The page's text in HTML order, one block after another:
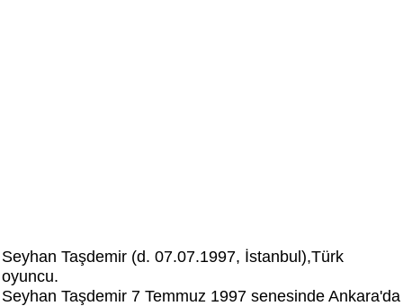
Seyhan Taşdemir (d. 07.07.1997, İstanbul),Türk
oyuncu.
Seyhan Taşdemir 7 Temmuz 1997 senesinde Ankara'da